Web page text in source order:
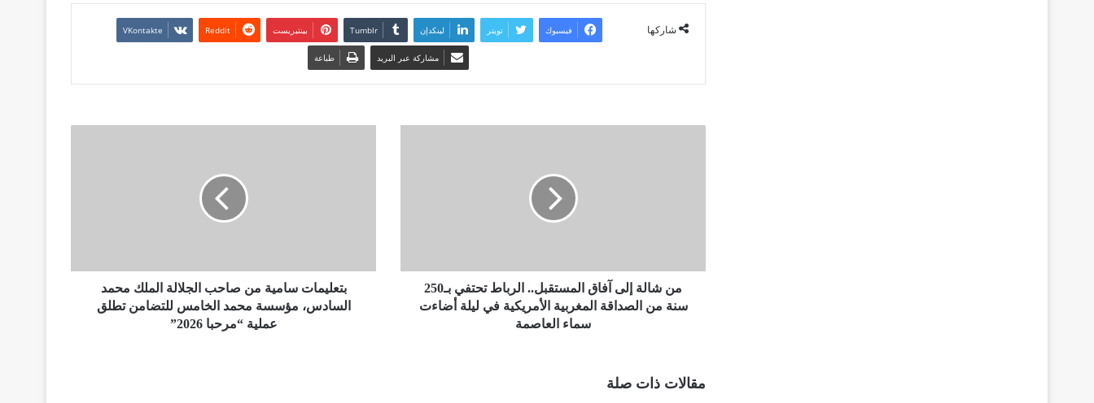
شاركها فيسبوك تويتر لينكدإن بينتيريست
مشاركة عبر البريد طباعة
من شالة إلى آفاق المستقبل.. الرباط تحتفي بـ250
سنة من الصداقة المغربية الأمريكية في ليلة أضاءت
سماء العاصمة
بتعليمات سامية من صاحب الجلالة الملك محمد
السادس، مؤسسة محمد الخامس للتضامن تطلق
عملية “مرحبا 2026”
مقالات ذات صلة